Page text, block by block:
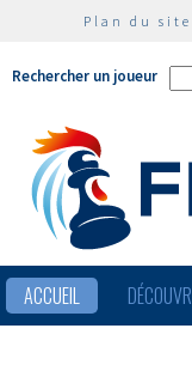
Plan du site
Rechercher un joueur
ACCUEIL